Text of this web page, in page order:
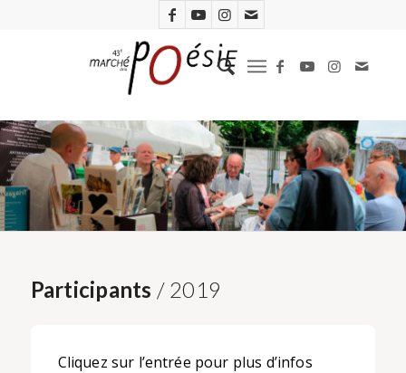
Participants / 2019
Cliquez sur l’entrée pour plus d’infos